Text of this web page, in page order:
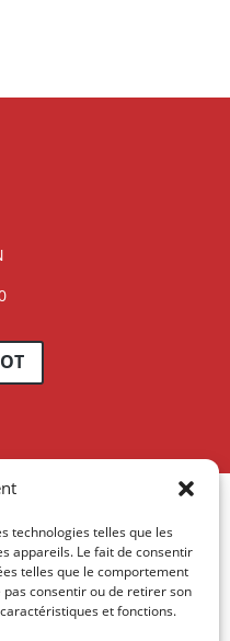
technologies telles que les
appareils. Le fait de consentir
telles que le comportement
pas consentir ou de retirer son
et fonctions.